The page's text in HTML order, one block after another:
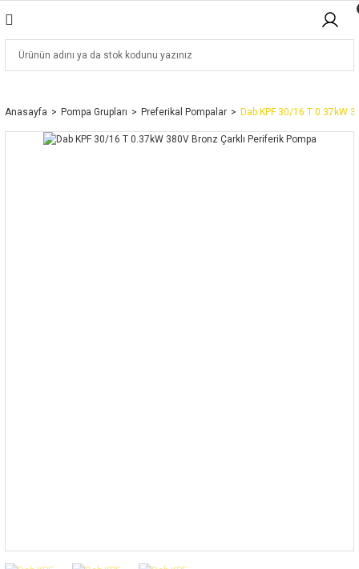
Anasayfa Pompa Grupları Preferikal Pompalar Dab KPF 30/16 T 0.37kW